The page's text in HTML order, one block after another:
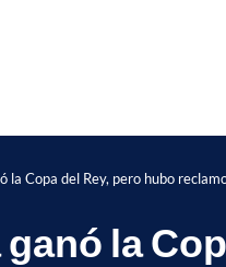
la Copa del Rey, pero hubo
la